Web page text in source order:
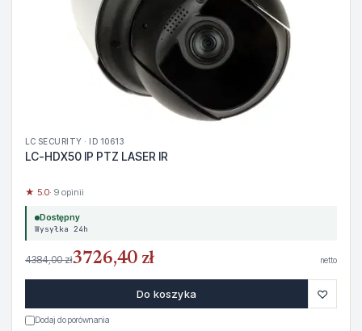
LC SECURITY · ID 10613
LC-HDX50 IP PTZ LASER IR
★ 5.0· 9 opinii
Dostępny
Wysyłka 24h
4384,00 zł3726,40 zł netto
Do koszyka ♡
Dodaj do porównania